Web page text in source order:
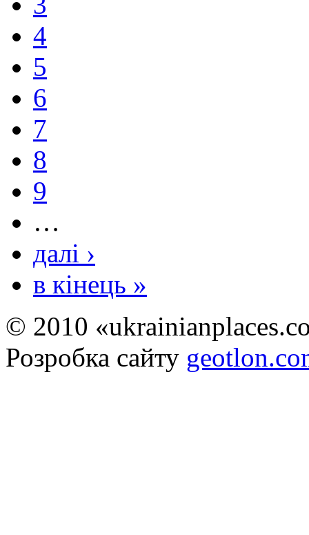
4
5
6
7
8
9
…
далі ›
в кінець »
© 2010
Розробка сайту